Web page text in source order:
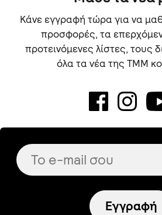
Κάνε εγγραφή τώρα για να
προσφορές, τα
προτεινόμενες λίστες, τους
όλα τα νέα της TMM
Εγγραφή